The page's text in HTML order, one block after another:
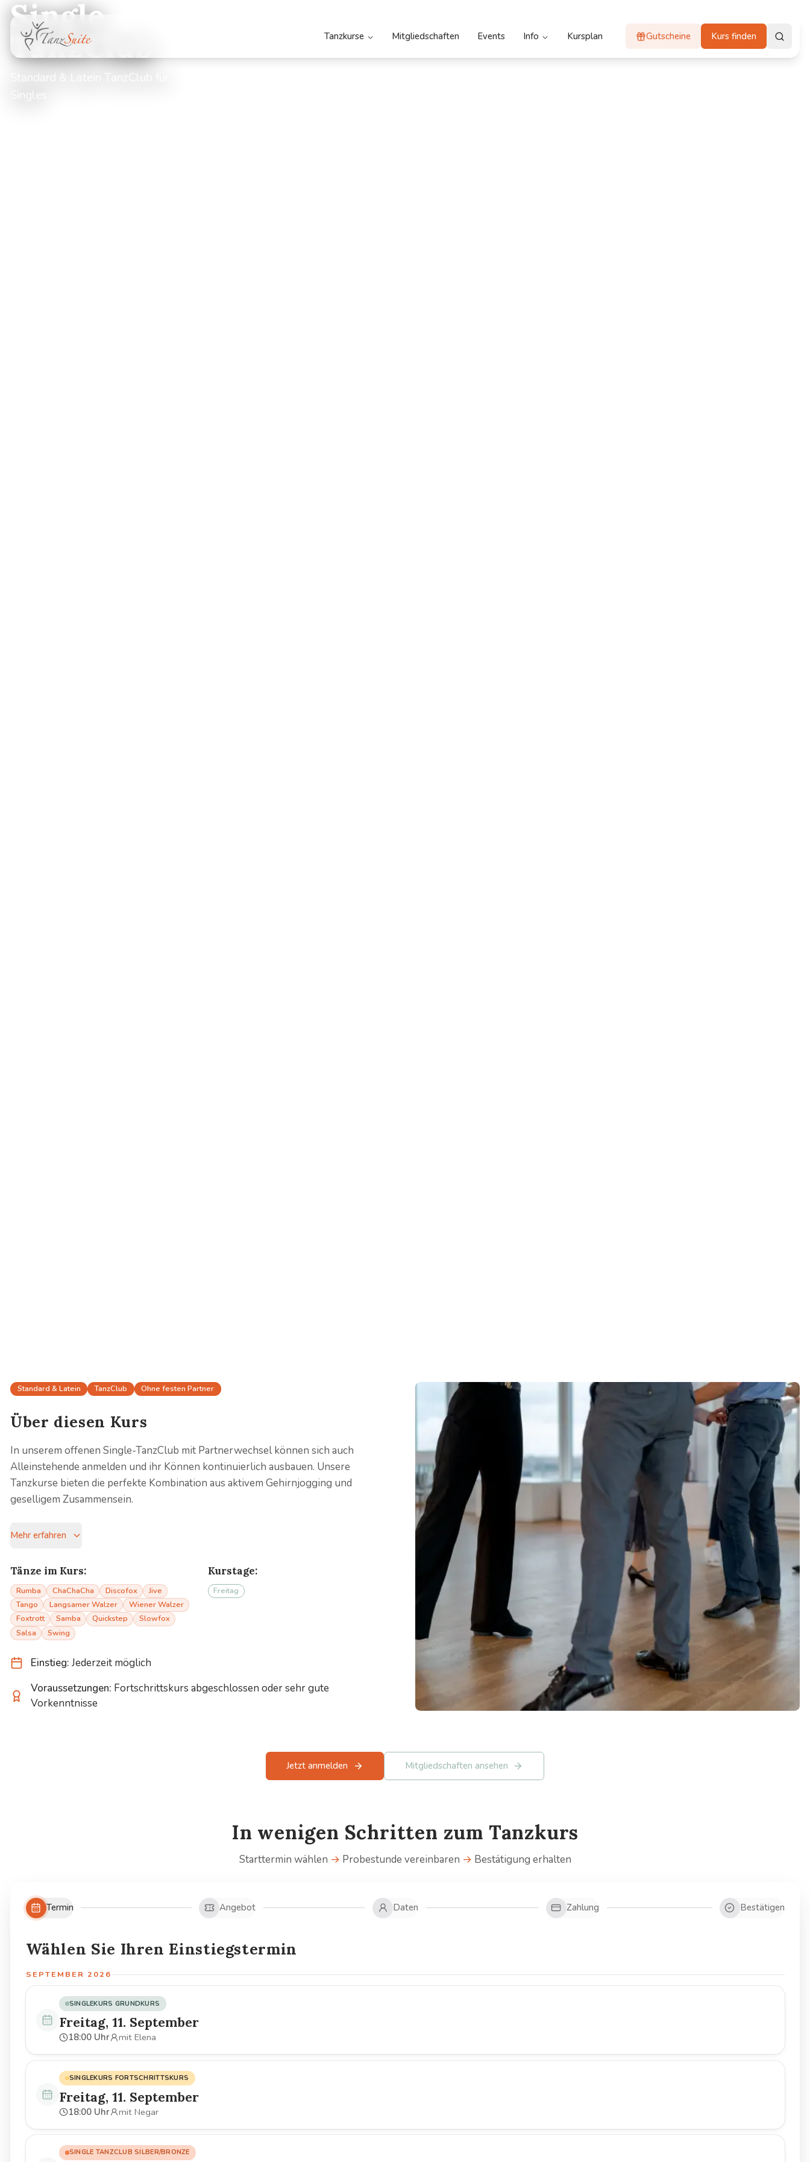
Tanzkurse Mitgliedschaften Events Info Kursplan Gutscheine Kurs finden
Single
TanzClub
Standard & Latein TanzClub für
Standard & Latein TanzClub Ohne festen Partner
Über diesen Kurs
In unserem offenen Single-TanzClub mit Partnerwechsel können sich auch
Alleinstehende anmelden und ihr Können kontinuierlich ausbauen. Unsere
Tanzkurse bieten die perfekte Kombination aus aktivem Gehirnjogging und
geselligem Zusammensein.
Mehr erfahren
Tänze im Kurs:
Rumba ChaChaCha Discofox
Jive
Tango
Langsamer Walzer
Wiener Walzer
Foxtrott
Samba Quickstep
Slowfox
Salsa
Swing
Kurstage:
Freitag
Einstieg: Jederzeit möglich
Voraussetzungen: Fortschrittskurs abgeschlossen oder sehr gute
Vorkenntnisse
Jetzt anmelden Mitgliedschaften ansehen
In wenigen Schritten zum Tanzkurs
Starttermin wählen → Probestunde vereinbaren → Bestätigung erhalten
Termin Angebot Daten Zahlung Bestätigen
Schritt 1 von 5: Termin
Wählen Sie Ihren Einstiegstermin
SEPTEMBER 2026
SINGLEKURS GRUNDKURS
Freitag, 11. September
18:00Uhr mit Elena
SINGLEKURS FORTSCHRITTSKURS
Freitag, 11. September
18:00Uhr mit Negar
SINGLE TANZCLUB SILBER/BRONZE